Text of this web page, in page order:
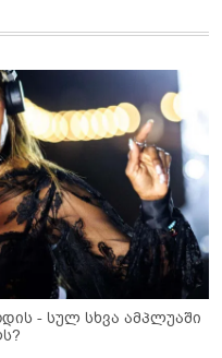
- სულ სხვა ამპლუაში